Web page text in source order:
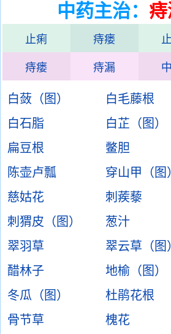
中药主治：
止痢 痔瘘
痔瘘 痔漏
白蔹（图）
白毛藤根
白石脂
白芷（图）
扁豆根
鳖胆
陈壶卢瓢
穿山甲（图
慈姑花
刺蒺藜
刺猬皮（图）
葱汁
翠羽草
翠云草（图
醋林子
地榆（图）
冬瓜（图）
杜鹃花根
骨节草
槐花